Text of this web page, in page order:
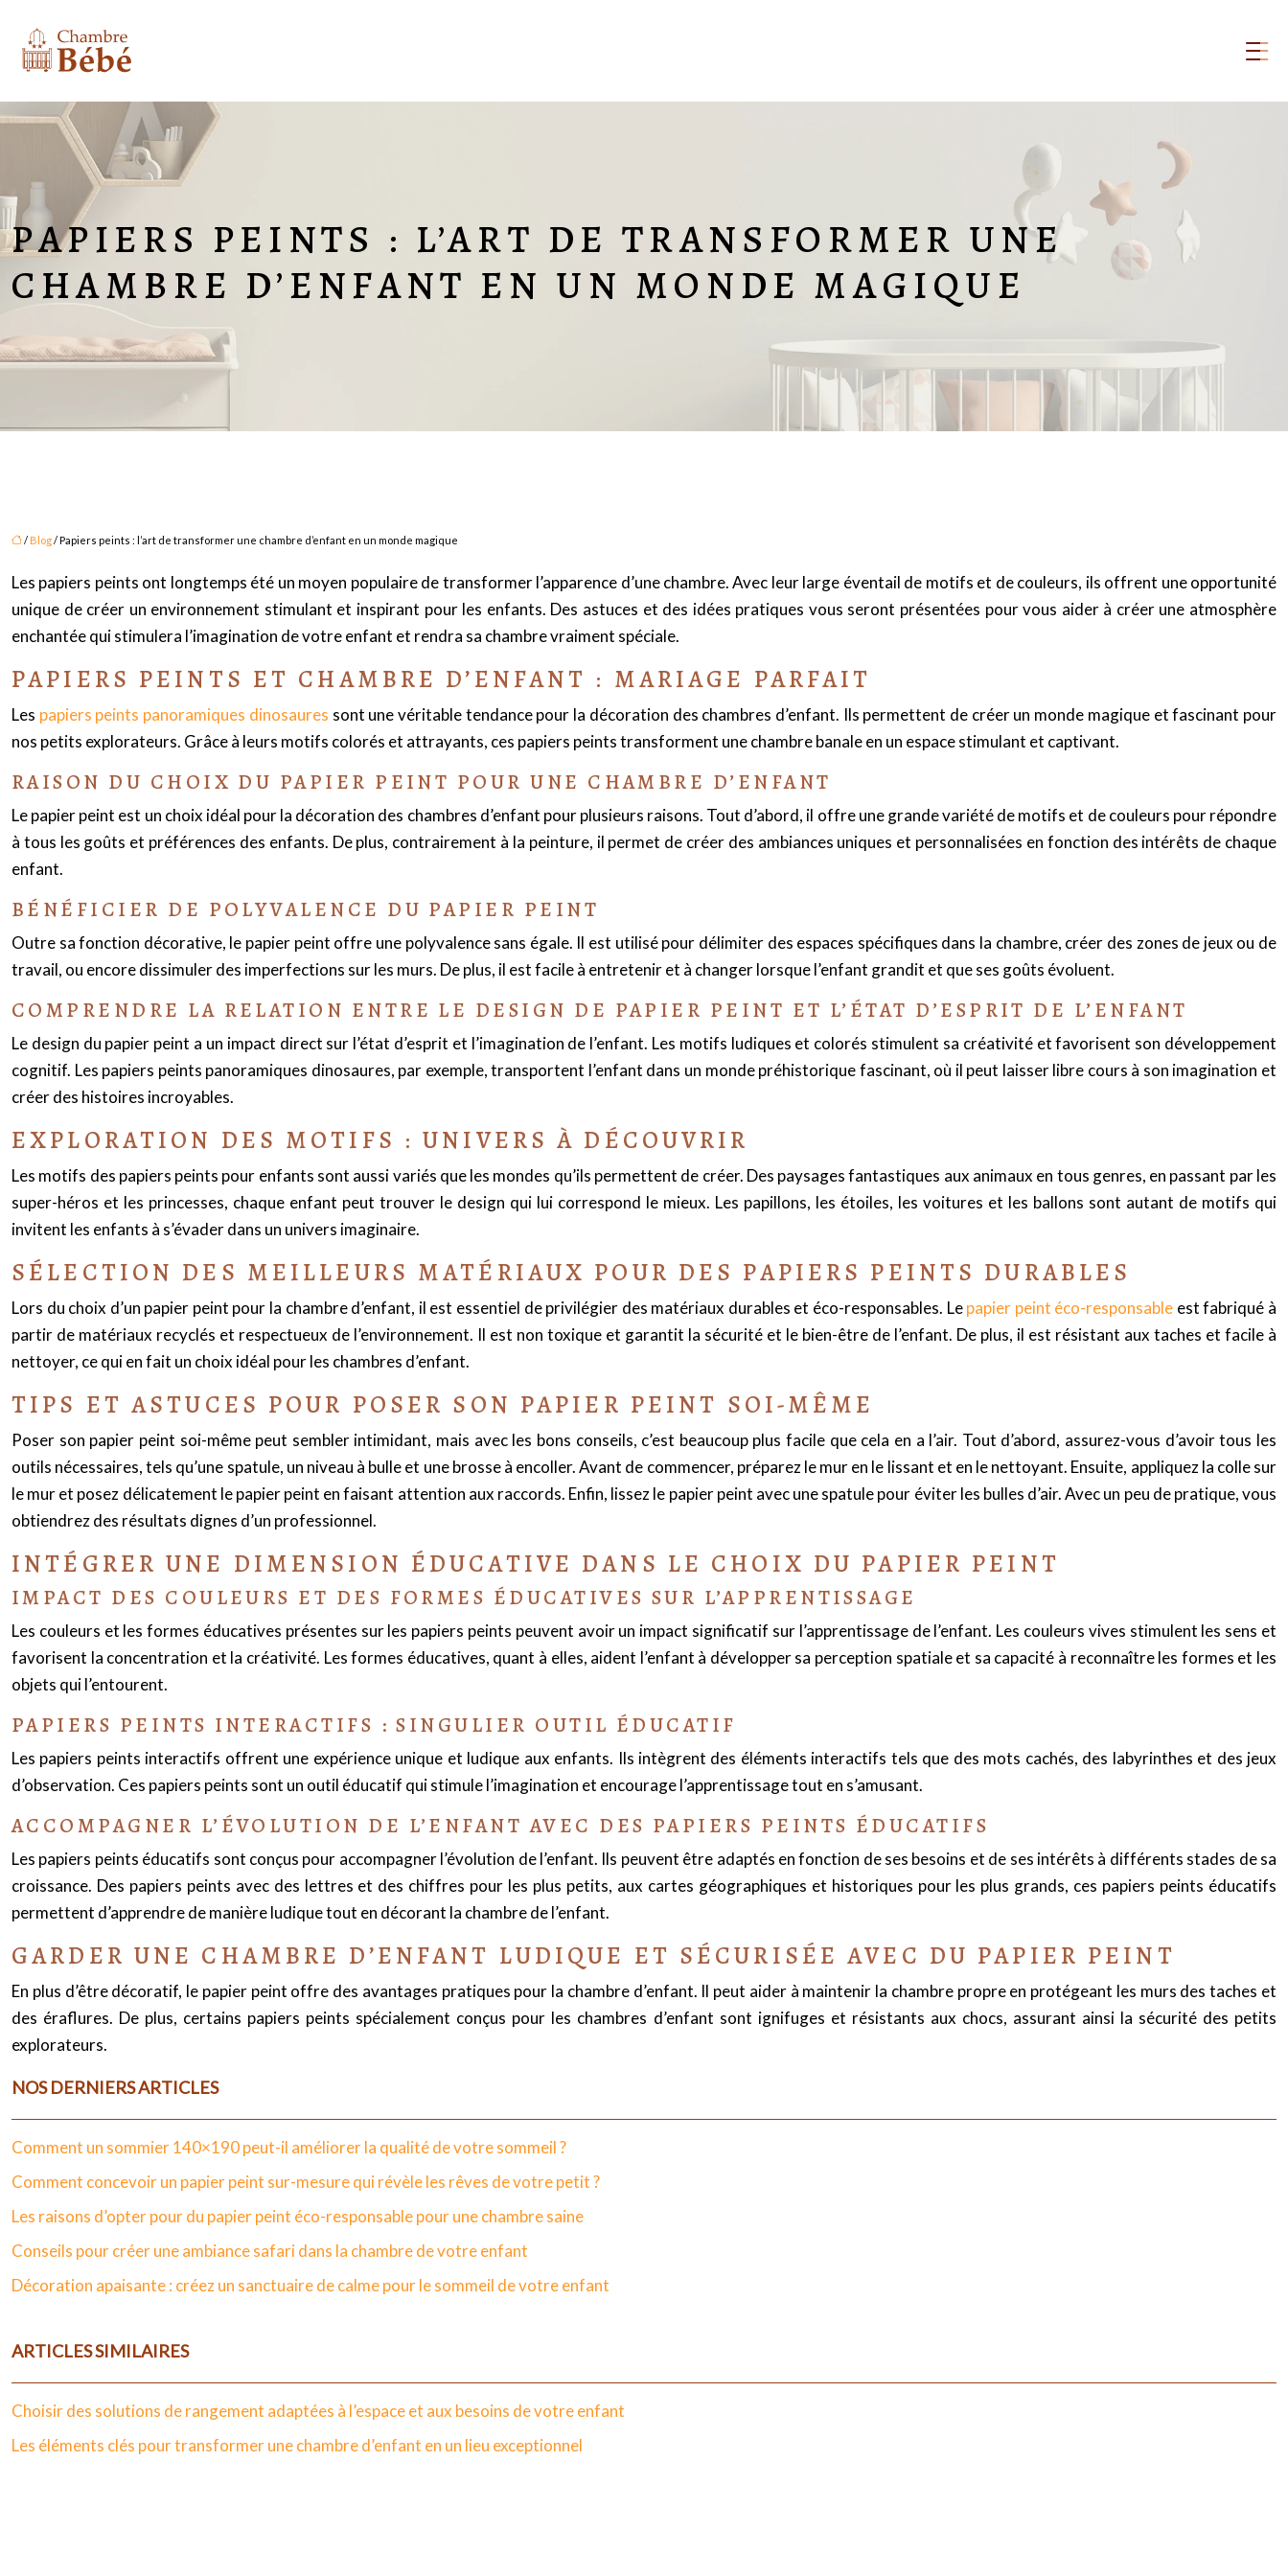
PAPIERS PEINTS : L’ART DE TRANSFORMER UNE
CHAMBRE D’ENFANT EN UN MONDE MAGIQUE
/ Blog/ Papiers peints : l’art de transformer une chambre d’enfant en un monde magique
Les papiers peints ont longtemps été un moyen populaire de transformer l’apparence d’une chambre. Avec leur large éventail de motifs et de couleurs, ils offrent une opportunité
unique de créer un environnement stimulant et inspirant pour les enfants. Des astuces et des idées pratiques vous seront présentées pour vous aider à créer une atmosphère
enchantée qui stimulera l’imagination de votre enfant et rendra sa chambre vraiment spéciale.
PAPIERS PEINTS ET CHAMBRE D’ENFANT : MARIAGE PARFAIT
Les papiers peints panoramiques dinosaures sont une véritable tendance pour la décoration des chambres d’enfant. Ils permettent de créer un monde magique et fascinant pour
nos petits explorateurs. Grâce à leurs motifs colorés et attrayants, ces papiers peints transforment une chambre banale en un espace stimulant et captivant.
RAISON DU CHOIX DU PAPIER PEINT POUR UNE CHAMBRE D’ENFANT
Le papier peint est un choix idéal pour la décoration des chambres d’enfant pour plusieurs raisons. Tout d’abord, il offre une grande variété de motifs et de couleurs pour répondre
à tous les goûts et préférences des enfants. De plus, contrairement à la peinture, il permet de créer des ambiances uniques et personnalisées en fonction des intérêts de chaque
enfant.
BÉNÉFICIER DE POLYVALENCE DU PAPIER PEINT
Outre sa fonction décorative, le papier peint offre une polyvalence sans égale. Il est utilisé pour délimiter des espaces spécifiques dans la chambre, créer des zones de jeux ou de
travail, ou encore dissimuler des imperfections sur les murs. De plus, il est facile à entretenir et à changer lorsque l’enfant grandit et que ses goûts évoluent.
COMPRENDRE LA RELATION ENTRE LE DESIGN DE PAPIER PEINT ET L’ÉTAT D’ESPRIT DE L’ENFANT
Le design du papier peint a un impact direct sur l’état d’esprit et l’imagination de l’enfant. Les motifs ludiques et colorés stimulent sa créativité et favorisent son développement
cognitif. Les papiers peints panoramiques dinosaures, par exemple, transportent l’enfant dans un monde préhistorique fascinant, où il peut laisser libre cours à son imagination et
créer des histoires incroyables.
EXPLORATION DES MOTIFS : UNIVERS À DÉCOUVRIR
Les motifs des papiers peints pour enfants sont aussi variés que les mondes qu’ils permettent de créer. Des paysages fantastiques aux animaux en tous genres, en passant par les
super-héros et les princesses, chaque enfant peut trouver le design qui lui correspond le mieux. Les papillons, les étoiles, les voitures et les ballons sont autant de motifs qui
invitent les enfants à s’évader dans un univers imaginaire.
SÉLECTION DES MEILLEURS MATÉRIAUX POUR DES PAPIERS PEINTS DURABLES
Lors du choix d’un papier peint pour la chambre d’enfant, il est essentiel de privilégier des matériaux durables et éco-responsables. Lepapier peint éco-responsable est fabriqué à
partir de matériaux recyclés et respectueux de l’environnement. Il est non toxique et garantit la sécurité et le bien-être de l’enfant. De plus, il est résistant aux taches et facile à
nettoyer, ce qui en fait un choix idéal pour les chambres d’enfant.
TIPS ET ASTUCES POUR POSER SON PAPIER PEINT SOI-MÊME
Poser son papier peint soi-même peut sembler intimidant, mais avec les bons conseils, c’est beaucoup plus facile que cela en a l’air. Tout d’abord, assurez-vous d’avoir tous les
outils nécessaires, tels qu’une spatule, un niveau à bulle et une brosse à encoller. Avant de commencer, préparez le mur en le lissant et en le nettoyant. Ensuite, appliquez la colle sur
le mur et posez délicatement le papier peint en faisant attention aux raccords. Enfin, lissez le papier peint avec une spatule pour éviter les bulles d’air. Avec un peu de pratique, vous
obtiendrez des résultats dignes d’un professionnel.
INTÉGRER UNE DIMENSION ÉDUCATIVE DANS LE CHOIX DU PAPIER PEINT
IMPACT DES COULEURS ET DES FORMES ÉDUCATIVES SUR L’APPRENTISSAGE
Les couleurs et les formes éducatives présentes sur les papiers peints peuvent avoir un impact significatif sur l’apprentissage de l’enfant. Les couleurs vives stimulent les sens et
favorisent la concentration et la créativité. Les formes éducatives, quant à elles, aident l’enfant à développer sa perception spatiale et sa capacité à reconnaître les formes et les
objets qui l’entourent.
PAPIERS PEINTS INTERACTIFS : SINGULIER OUTIL ÉDUCATIF
Les papiers peints interactifs offrent une expérience unique et ludique aux enfants. Ils intègrent des éléments interactifs tels que des mots cachés, des labyrinthes et des jeux
d’observation. Ces papiers peints sont un outil éducatif qui stimule l’imagination et encourage l’apprentissage tout en s’amusant.
ACCOMPAGNER L’ÉVOLUTION DE L’ENFANT AVEC DES PAPIERS PEINTS ÉDUCATIFS
Les papiers peints éducatifs sont conçus pour accompagner l’évolution de l’enfant. Ils peuvent être adaptés en fonction de ses besoins et de ses intérêts à différents stades de sa
croissance. Des papiers peints avec des lettres et des chiffres pour les plus petits, aux cartes géographiques et historiques pour les plus grands, ces papiers peints éducatifs
permettent d’apprendre de manière ludique tout en décorant la chambre de l’enfant.
GARDER UNE CHAMBRE D’ENFANT LUDIQUE ET SÉCURISÉE AVEC DU PAPIER PEINT
En plus d’être décoratif, le papier peint offre des avantages pratiques pour la chambre d’enfant. Il peut aider à maintenir la chambre propre en protégeant les murs des taches et
des éraflures. De plus, certains papiers peints spécialement conçus pour les chambres d’enfant sont ignifuges et résistants aux chocs, assurant ainsi la sécurité des petits
explorateurs.
NOS DERNIERS ARTICLES
Comment un sommier 140×190 peut-il améliorer la qualité de votre sommeil ?
Comment concevoir un papier peint sur-mesure qui révèle les rêves de votre petit ?
Les raisons d’opter pour du papier peint éco-responsable pour une chambre saine
Conseils pour créer une ambiance safari dans la chambre de votre enfant
Décoration apaisante : créez un sanctuaire de calme pour le sommeil de votre enfant
ARTICLES SIMILAIRES
Choisir des solutions de rangement adaptées à l’espace et aux besoins de votre enfant
Les éléments clés pour transformer une chambre d’enfant en un lieu exceptionnel